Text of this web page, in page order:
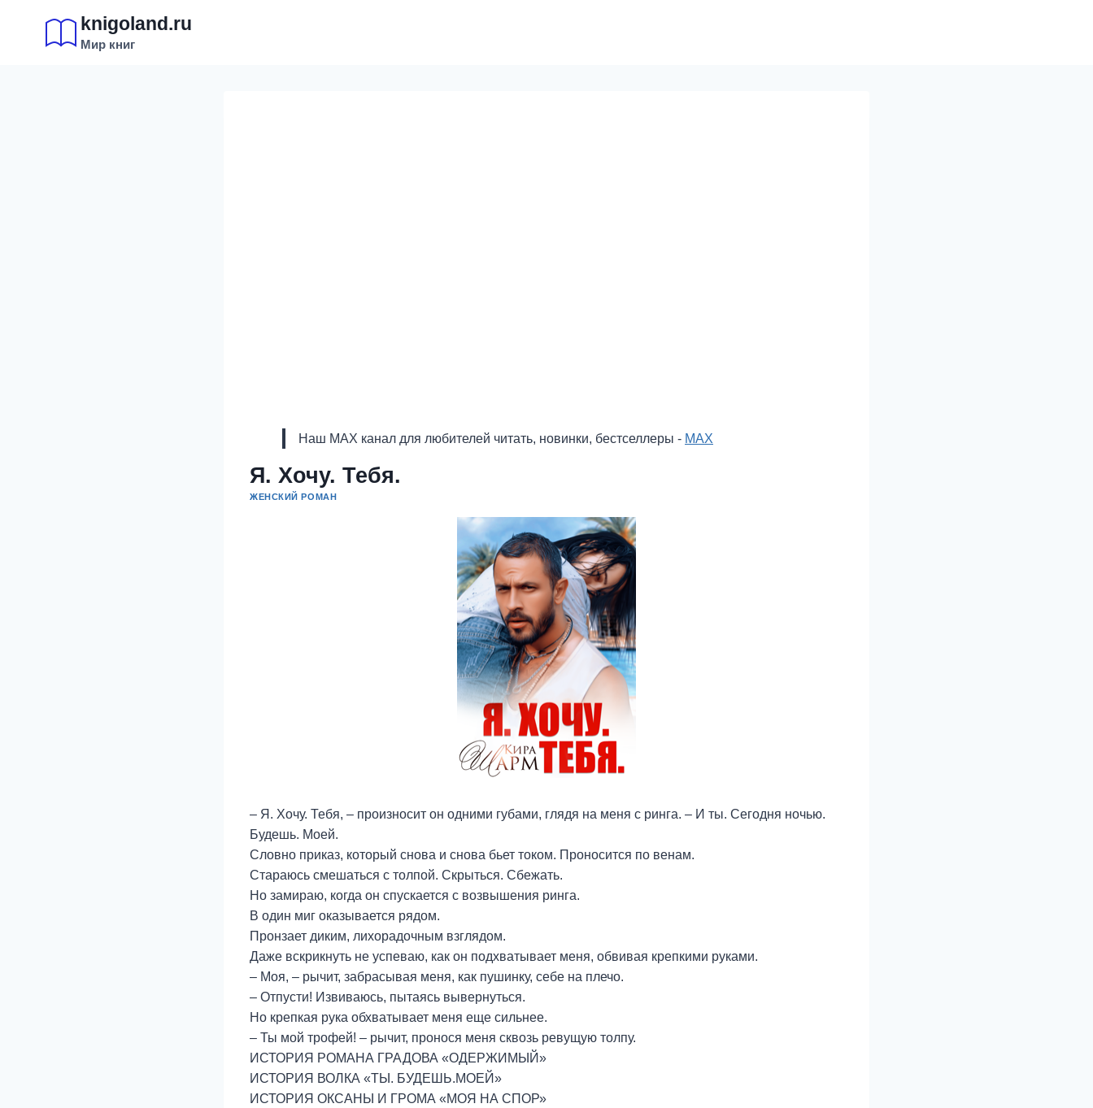
содержимому
knigoland.ru
Мир книг
Наш MAX канал для любителей читать, новинки, бестселлеры - MAX
Я. Хочу. Тебя.
ЖЕНСКИЙ РОМАН
– Я. Хочу. Тебя, – произносит он одними губами, глядя на меня с ринга. – И ты. Сегодня ночью.
Будешь. Моей.
Словно приказ, который снова и снова бьет током. Проносится по венам.
Стараюсь смешаться с толпой. Скрыться. Сбежать.
Но замираю, когда он спускается с возвышения ринга.
В один миг оказывается рядом.
Пронзает диким, лихорадочным взглядом.
Даже вскрикнуть не успеваю, как он подхватывает меня, обвивая крепкими руками.
– Моя, – рычит, забрасывая меня, как пушинку, себе на плечо.
– Отпусти! Извиваюсь, пытаясь вывернуться.
Но крепкая рука обхватывает меня еще сильнее.
– Ты мой трофей! – рычит, пронося меня сквозь ревущую толпу.
ИСТОРИЯ РОМАНА ГРАДОВА «ОДЕРЖИМЫЙ»
ИСТОРИЯ ВОЛКА «ТЫ. БУДЕШЬ.МОЕЙ»
ИСТОРИЯ ОКСАНЫ И ГРОМА «МОЯ НА СПОР»